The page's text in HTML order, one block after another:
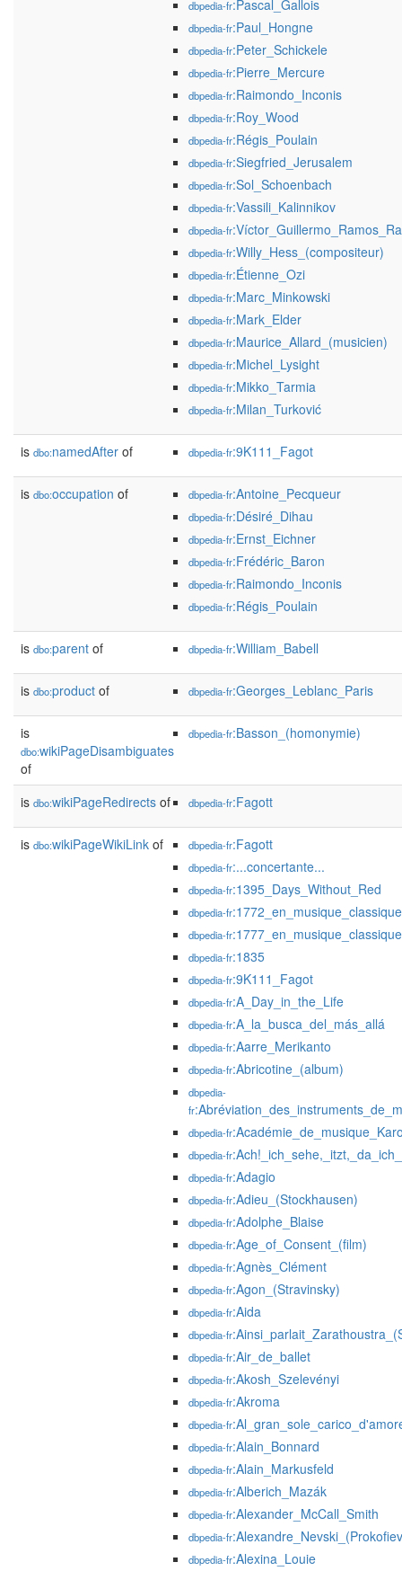
dbpedia-fr:Pascal_Gallois
dbpedia-fr:Paul_Hongne
dbpedia-fr:Peter_Schickele
dbpedia-fr:Pierre_Mercure
dbpedia-fr:Raimondo_Inconis
dbpedia-fr:Roy_Wood
dbpedia-fr:Régis_Poulain
dbpedia-fr:Siegfried_Jerusalem
dbpedia-fr:Sol_Schoenbach
dbpedia-fr:Vassili_Kalinnikov
dbpedia-fr
dbpedia-fr:Willy_Hess_(compositeur)
dbpedia-fr:Étienne_Ozi
dbpedia-fr:Marc_Minkowski
dbpedia-fr:Mark_Elder
dbpedia-fr:Maurice_Allard_(musicien)
dbpedia-fr:Michel_Lysight
dbpedia-fr:Mikko_Tarmia
dbpedia-fr:Milan_Turković
is dbo:namedAfter of dbpedia-fr:9K111_Fagot
is dbo:occupation of dbpedia-fr:Antoine_Pecqueur
dbpedia-fr:Désiré_Dihau
dbpedia-fr:Ernst_Eichner
dbpedia-fr:Frédéric_Baron
dbpedia-fr:Raimondo_Inconis
dbpedia-fr:Régis_Poulain
is dbo:parent of dbpedia-fr:William_Babell
is dbo:product of dbpedia-fr:Georges_Leblanc_Paris
is
dbo:wikiPageDisambiguates
of
dbpedia-fr:Basson_(homonymie)
is dbo:wikiPageRedirects of dbpedia-fr:Fagott
is dbo:wikiPageWikiLink of dbpedia-fr:Fagott
dbpedia-fr:...concertante...
dbpedia-fr:1395_Days_Without_Red
dbpedia-fr:1772_en_musique_classique
dbpedia-fr:1777_en_musique_classique
dbpedia-fr:1835
dbpedia-fr:9K111_Fagot
dbpedia-fr:A_Day_in_the_Life
dbpedia-fr:A_la_busca_del_más_allá
dbpedia-fr:Aarre_Merikanto
dbpedia-fr:Abricotine_(album)
dbpedia-
fr
dbpedia-fr
dbpedia-fr
dbpedia-fr:Adagio
dbpedia-fr:Adieu_(Stockhausen)
dbpedia-fr:Adolphe_Blaise
dbpedia-fr:Age_of_Consent_(film)
dbpedia-fr:Agnès_Clément
dbpedia-fr:Agon_(Stravinsky)
dbpedia-fr:Aida
dbpedia-fr
dbpedia-fr:Air_de_ballet
dbpedia-fr:Akosh_Szelevényi
dbpedia-fr:Akroma
dbpedia-fr
dbpedia-fr:Alain_Bonnard
dbpedia-fr:Alain_Markusfeld
dbpedia-fr:Alberich_Mazák
dbpedia-fr:Alexander_McCall_Smith
dbpedia-fr
dbpedia-fr:Alexina_Louie